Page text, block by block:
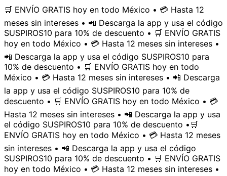
🛒 ENVÍO GRATIS hoy en todo México • 💳 Hasta 12
meses sin intereses • 📲 Descarga la app y usa el código
SUSPIROS10 para 10% de descuento • 🛒 ENVÍO GRATIS
hoy en todo México • 💳 Hasta 12 meses sin intereses •
📲 Descarga la app y usa el código SUSPIROS10 para
10% de descuento • 🛒 ENVÍO GRATIS hoy en todo
México • 💳 Hasta 12 meses sin intereses • 📲 Descarga
la app y usa el código SUSPIROS10 para 10% de
descuento • 🛒 ENVÍO GRATIS hoy en todo México • 💳
Hasta 12 meses sin intereses • 📲 Descarga la app y usa
el código SUSPIROS10 para 10% de descuento • 🛒
ENVÍO GRATIS hoy en todo México • 💳 Hasta 12 meses
sin intereses • 📲 Descarga la app y usa el código
SUSPIROS10 para 10% de descuento • 🛒 ENVÍO GRATIS
hoy en todo México • 💳 Hasta 12 meses sin intereses •